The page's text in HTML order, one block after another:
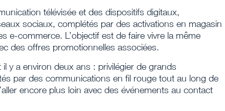
télévisée et des dispositifs digitaux,
sociaux, complétés par des activations en magasin
e-commerce. L’objectif est de faire vivre la même
des offres promotionnelles associées.
y a environ deux ans : privilégier de grands
par des communications en fil rouge tout au long de
encore plus loin avec des événements au contact